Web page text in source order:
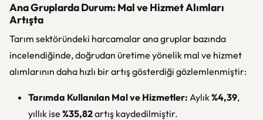
Ana Gruplarda Durum: Mal ve Hizmet Alımları
Artışta
Tarım sektöründeki harcamalar ana gruplar bazında
incelendiğinde, doğrudan üretime yönelik mal ve hizmet
alımlarının daha hızlı bir artış gösterdiği gözlemlenmiştir:
Tarımda Kullanılan Mal ve Hizmetler: Aylık%4,39,
yıllık ise %35,82artış kaydedilmiştir.